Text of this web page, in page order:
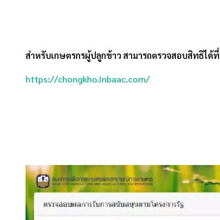
สำหรับเกษตรกรผู้ปลูกข้าว สามารถตรวจสอบสิทธิได้
https://chongkho.inbaac.com/